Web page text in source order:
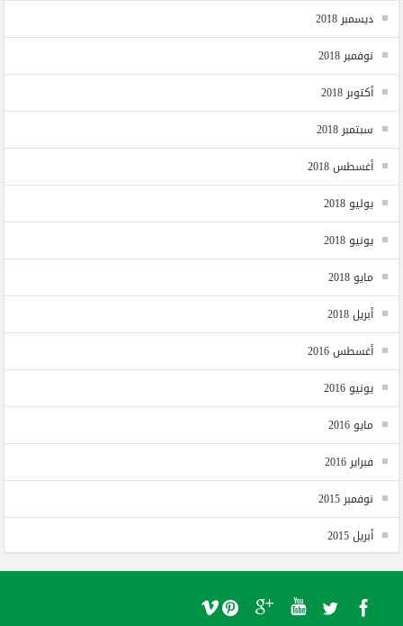
ديسمبر 2018
نوفمبر 2018
أكتوبر 2018
سبتمبر 2018
أغسطس 2018
يوليو 2018
يونيو 2018
مايو 2018
أبريل 2018
أغسطس 2016
يونيو 2016
مايو 2016
فبراير 2016
نوفمبر 2015
أبريل 2015